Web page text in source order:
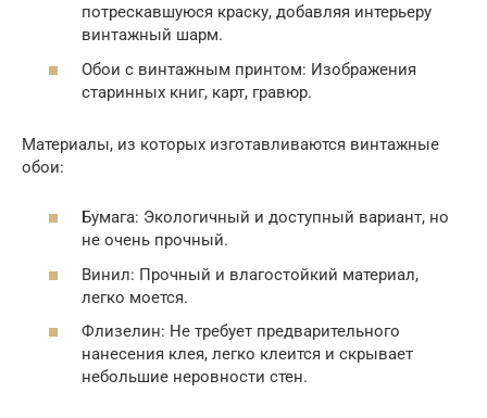
потрескавшуюся краску, добавляя интерьеру
винтажный шарм.
Обои с винтажным принтом: Изображения
старинных книг, карт, гравюр.
Материалы, из которых изготавливаются винтажные
обои:
Бумага: Экологичный и доступный вариант, но
не очень прочный.
Винил: Прочный и влагостойкий материал,
легко моется.
Флизелин: Не требует предварительного
нанесения клея, легко клеится и скрывает
небольшие неровности стен.